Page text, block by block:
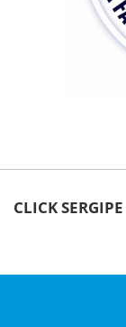
CLICK SERGIPE